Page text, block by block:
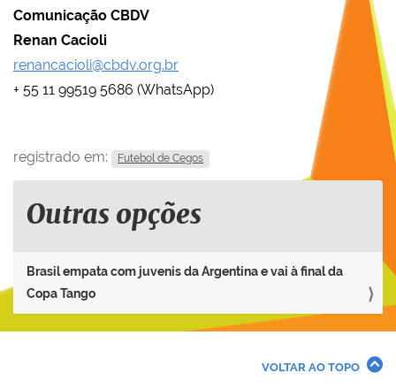
Comunicação CBDV
Renan Cacioli
renancacioli@cbdv.org.br
+ 55 11 99519 5686 (WhatsApp)
registrado em: Futebol de Cegos
Outras opções
Brasil empata com juvenis da Argentina e vai à final da
Copa Tango
VOLTAR AO TOPO